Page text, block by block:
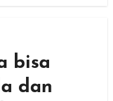
bisa
dan